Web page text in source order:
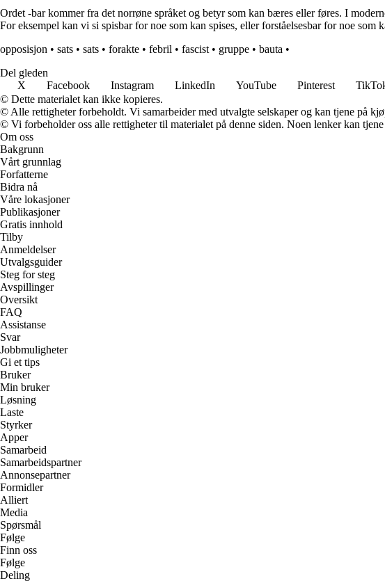
Ordet -bar kommer fra det norrøne språket og betyr som kan bæres eller føres. I
For eksempel kan vi si spisbar for noe som kan spises, eller forståelsesbar for noe
opposisjon • sats • sats • forakte • febril • fascist • gruppe • bauta •
Del gleden
X
Facebook Instagram LinkedIn YouTube Pinterest
© Dette materialet kan ikke kopieres.
© Alle rettigheter forbeholdt. Vi samarbeider med utvalgte selskaper og kan tjene på
© Vi forbeholder oss alle rettigheter til materialet på denne siden. Noen lenker kan
Om oss
Bakgrunn
Vårt grunnlag
Forfatterne
Bidra nå
Våre lokasjoner
Publikasjoner
Gratis innhold
Tilby
Anmeldelser
Utvalgsguider
Steg for steg
Avspillinger
Oversikt
FAQ
Assistanse
Svar
Jobbmuligheter
Gi et tips
Bruker
Min bruker
Løsning
Laste
Styrker
Apper
Samarbeid
Samarbeidspartner
Annonsepartner
Formidler
Alliert
Media
Spørsmål
Følge
Finn oss
Følge
Deling